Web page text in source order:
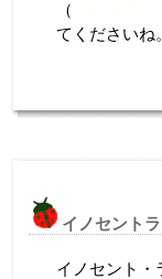
（
てくださいね。
イノセント
イノセント・